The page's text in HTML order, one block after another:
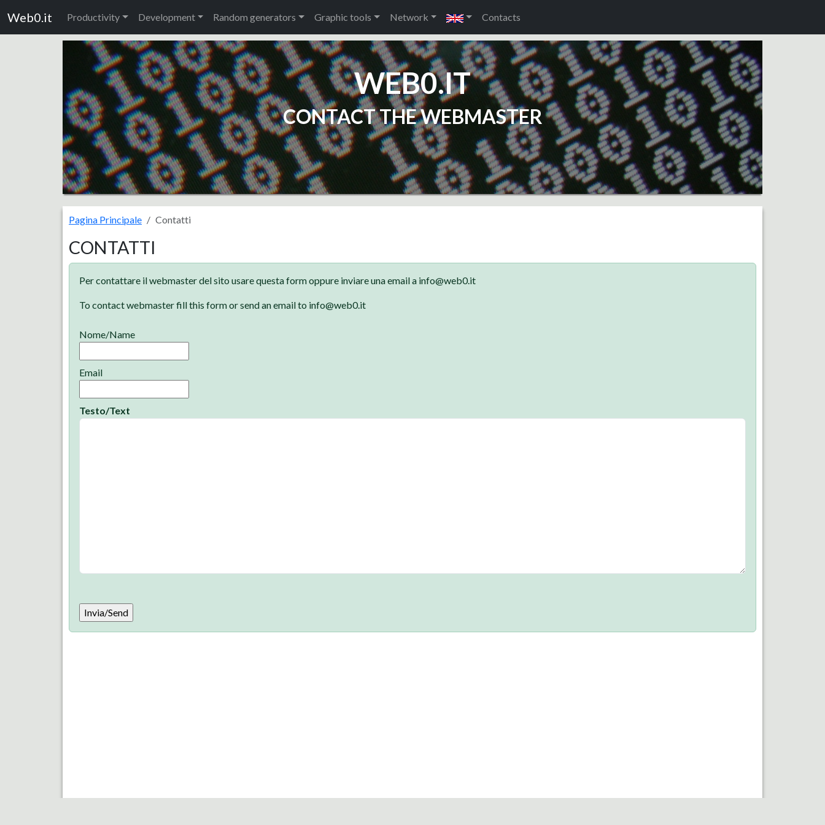
Web0.it Productivity Development Random generators Graphic tools Network Contacts
WEB0.IT
CONTACT THE WEBMASTER
Pagina Principale Contatti
CONTATTI
Per contattare il webmaster del sito usare questa form oppure inviare una email a info@web0.it
To contact webmaster fill this form or send an email to info@web0.it
Nome/Name
Email
Testo/Text